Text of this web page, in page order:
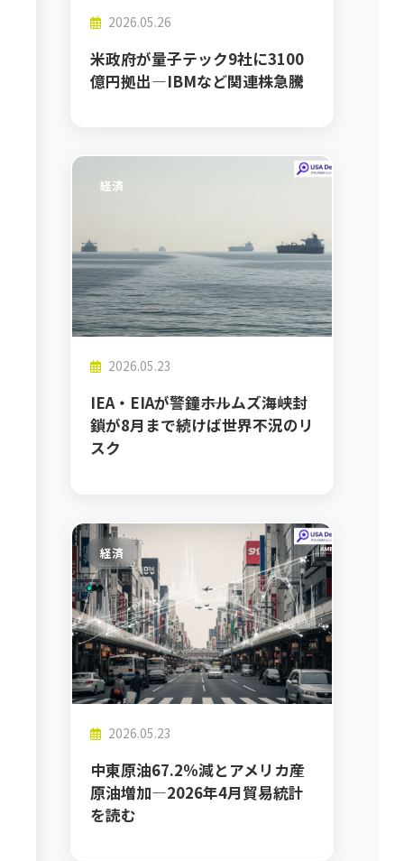
2026.05.26
米政府が量子テック9社に3100
億円拠出―IBMなど関連株急騰
経済
2026.05.23
IEA・EIAが警鐘――ホルムズ海峡封
鎖が8月まで続けば世界不況のリ
スク
経済
2026.05.23
中東原油67.2％減とアメリカ産
原油増加―2026年4月貿易統計
を読む